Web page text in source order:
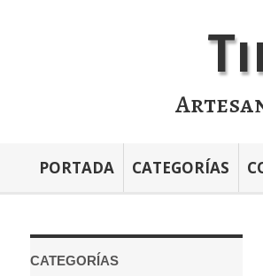
PORTADA CATEGORÍAS
CATEGORÍAS